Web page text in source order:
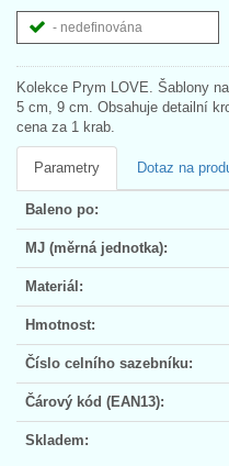
- nedefinována
Kolekce Prym LOVE. Šablony
5 cm, 9 cm. Obsahuje detailní
cena za 1 krab.
Parametry Dotaz na
Baleno po:
MJ (měrná jednotka):
Materiál:
Hmotnost:
Číslo celního sazebníku:
Čárový kód (EAN13):
Skladem: